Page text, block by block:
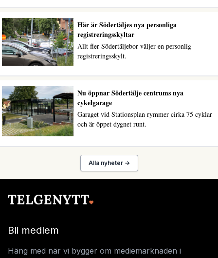
Här är Södertäljes nya personliga
registreringsskyltar
Allt fler Södertäljebor väljer en personlig
registreringsskylt.
Nu öppnar Södertälje centrums nya
cykelgarage
Garaget vid Stationsplan rymmer cirka 75 cyklar
och är öppet dygnet runt.
Alla nyheter →
Bli medlem
Häng med när vi bygger om mediemarknaden i